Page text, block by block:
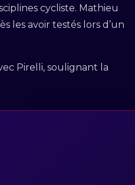
cycliste. Mathieu
les avoir testés lors d’un
Pirelli, soulignant la